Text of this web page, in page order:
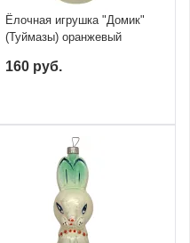
Ёлочная игрушка "Домик"
(Туймазы) оранжевый
160 руб.